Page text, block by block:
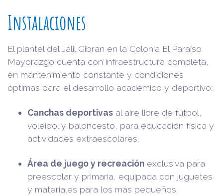
Instalaciones
El plantel del Jalil Gibran en la Colonia El Paraíso
Mayorazgo cuenta con infraestructura completa,
en mantenimiento constante y condiciones
óptimas para el desarrollo académico y deportivo:
Canchas deportivas al aire libre de fútbol,
voleibol y baloncesto, para educación física y
actividades extraescolares.
Área de juego y recreación exclusiva para
preescolar y primaria, equipada con juguetes
y materiales para los más pequeños.